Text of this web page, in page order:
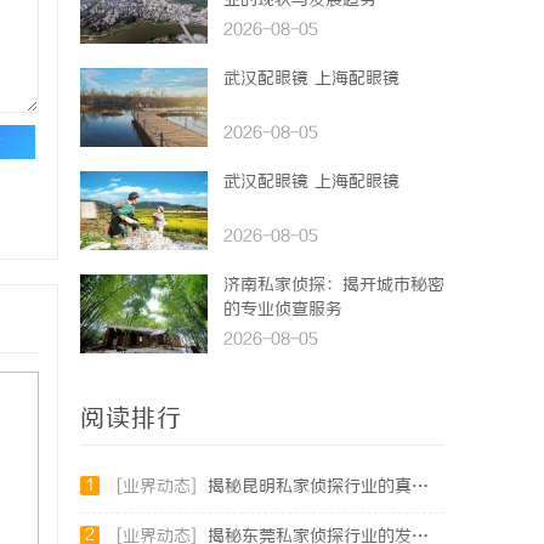
2026-08-05
武汉配眼镜 上海配眼镜
2026-08-05
武汉配眼镜 上海配眼镜
2026-08-05
济南私家侦探：揭开城市秘密
的专业侦查服务
2026-08-05
阅读排行
1 [业界动态] 揭秘昆明私家侦探行业的真实面貌与服务价值
2 [业界动态] 揭秘东莞私家侦探行业的发展与服务价值